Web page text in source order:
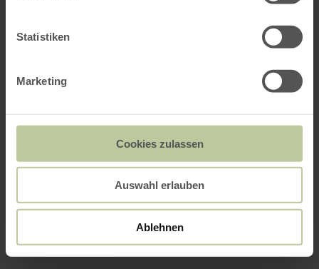
Statistiken
Marketing
Cookies zulassen
Auswahl erlauben
Ablehnen